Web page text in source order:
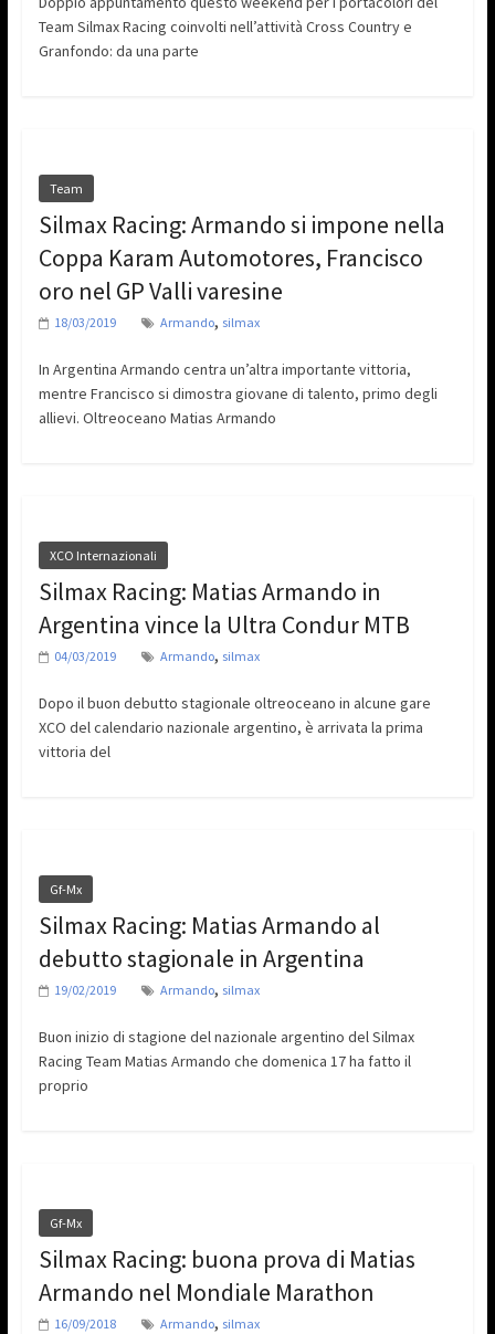
Team Silmax Racing coinvolti nell’attività Cross Country e
Granfondo: da una parte
Team
Silmax Racing: Armando si impone nella
Coppa Karam Automotores, Francisco
oro nel GP Valli varesine
18/03/2019 Armando, silmax
In Argentina Armando centra un’altra importante vittoria,
mentre Francisco si dimostra giovane di talento, primo degli
allievi. Oltreoceano Matias Armando
XCO Internazionali
Silmax Racing: Matias Armando in
Argentina vince la Ultra Condur MTB
04/03/2019 Armando, silmax
Dopo il buon debutto stagionale oltreoceano in alcune gare
XCO del calendario nazionale argentino, è arrivata la prima
vittoria del
Gf-Mx
Silmax Racing: Matias Armando al
debutto stagionale in Argentina
19/02/2019 Armando, silmax
Buon inizio di stagione del nazionale argentino del Silmax
Racing Team Matias Armando che domenica 17 ha fatto il
proprio
Gf-Mx
Silmax Racing: buona prova di Matias
Armando nel Mondiale Marathon
16/09/2018 Armando, silmax